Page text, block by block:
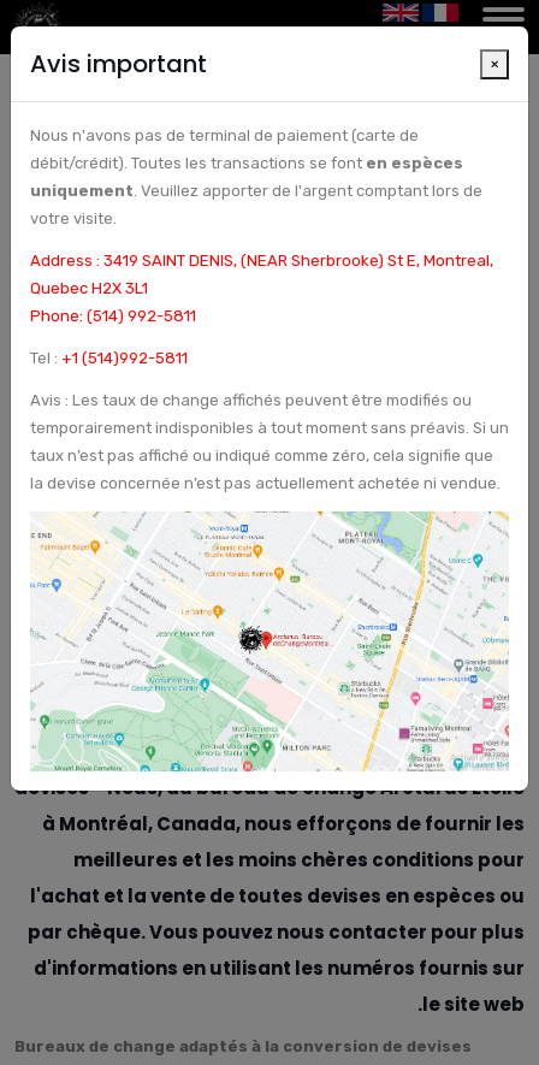
Bureaux de change adaptés à la conversion de
devises | Bureau de change et chèques à
Montréal, Canada - Arcturus Etoile
Bureaux de change adaptés à la conversion de devises - Le bureau
de change Arcturus Etoile à Montréal, Canada, est fier d'annoncer
qu'il est actuellement l'un des bureaux de change les moins chers
de Montréal, offrant la meilleure monnaie canadienne en espèces et
par chèque à ses clients. Veuillez continuer avec nous pour en
savoir plus sur Bureaux de change adaptés à la conversion de
devises
Bureaux de change adaptés à la conversion de
devises - Nous, au bureau de change Arcturus Etoile
à Montréal, Canada, nous efforçons de fournir les
meilleures et les moins chères conditions pour
l'achat et la vente de toutes devises en espèces ou
par chèque. Vous pouvez nous contacter pour plus
d'informations en utilisant les numéros fournis sur
le site web.
Bureaux de change adaptés à la conversion de devises
Avis important ×
Nous n'avons pas de terminal de paiement (carte de
débit/crédit). Toutes les transactions se font en espèces
uniquement. Veuillez apporter de l'argent comptant lors de
votre visite.
Address : 3419 SAINT DENIS, (NEAR Sherbrooke) St E, Montreal,
Quebec H2X 3L1
Phone: (514) 992-5811
Tel : +1 (514)992-5811
Avis : Les taux de change affichés peuvent être modifiés ou
temporairement indisponibles à tout moment sans préavis. Si un
taux n’est pas affiché ou indiqué comme zéro, cela signifie que
la devise concernée n’est pas actuellement achetée ni vendue.